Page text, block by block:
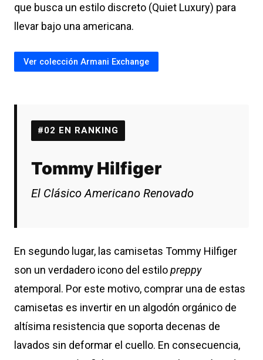
que busca un estilo discreto (Quiet Luxury) para
llevar bajo una americana.
Ver colección Armani Exchange
#02 EN RANKING
Tommy Hilfiger
El Clásico Americano Renovado
En segundo lugar, las camisetas Tommy Hilfiger
son un verdadero icono del estilopreppy
atemporal. Por este motivo, comprar una de estas
camisetas es invertir en un algodón orgánico de
altísima resistencia que soporta decenas de
lavados sin deformar el cuello. En consecuencia,